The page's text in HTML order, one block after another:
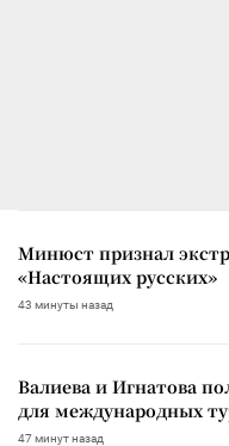
Минюст признал
«Настоящих русских»
43 минуты назад
Валиева и Игнатова
для международных
47 минут назад